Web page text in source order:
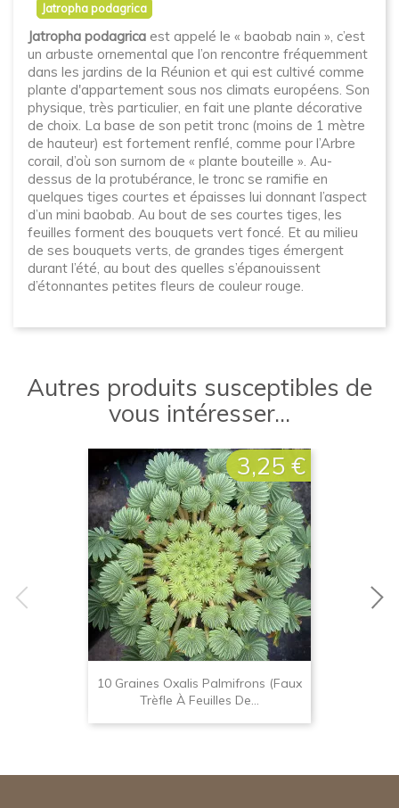
Jatropha podagrica
Jatropha podagrica est appelé le « baobab nain », c’est
un arbuste ornemental que l’on rencontre fréquemment
dans les jardins de la Réunion et qui est cultivé comme
plante d'appartement sous nos climats européens. Son
physique, très particulier, en fait une plante décorative
de choix. La base de son petit tronc (moins de 1 mètre
de hauteur) est fortement renflé, comme pour l’Arbre
corail, d’où son surnom de « plante bouteille ». Au-
dessus de la protubérance, le tronc se ramifie en
quelques tiges courtes et épaisses lui donnant l’aspect
d’un mini baobab. Au bout de ses courtes tiges, les
feuilles forment des bouquets vert foncé. Et au milieu
de ses bouquets verts, de grandes tiges émergent
durant l’été, au bout des quelles s’épanouissent
d’étonnantes petites fleurs de couleur rouge.
Autres produits susceptibles de
vous intéresser...
10 Graines Oxalis Palmifrons (faux
Trèfle À Feuilles De...
Prix
3,25 €